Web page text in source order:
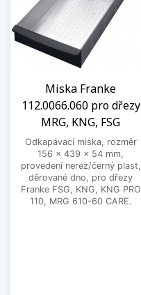
Miska Franke
112.0066.060 pro dřezy
MRG, KNG, FSG
Odkapávací miska, rozměr
156 x 439 x 54 mm,
provedení nerez/černý plast,
děrované dno, pro dřezy
Franke FSG, KNG, KNG PRO
110, MRG 610-60 CARE.